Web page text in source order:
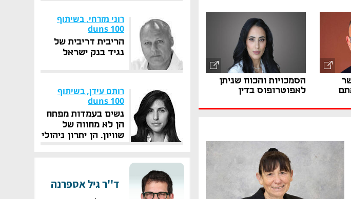
רוני מזרחי, בשיתוף
duns 100
הריבית דריבית של
נגיד בנק ישראל
רותם עידן, בשיתוף
duns 100
נשים בעמדות מפתח
הן לא מחווה של
שוויון. הן יתרון ניהולי
הסמכויות והכוח שניתן
לאפוטרופוס בדין